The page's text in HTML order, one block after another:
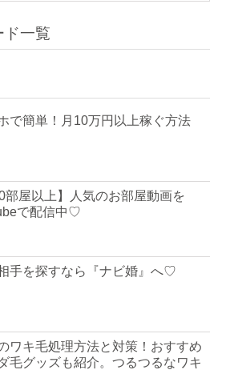
ド一覧
で簡単！月10万円以上稼ぐ方法
部屋以上】人気のお部屋動画を
で配信中♡
手を探すなら『ナビ婚』へ♡
ワキ毛処理方法と対策！おすすめ
毛グッズも紹介。つるつるなワキ